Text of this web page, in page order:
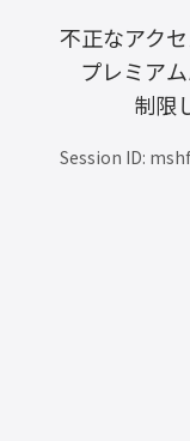
不正なアク
プレミア
制限
Session ID: